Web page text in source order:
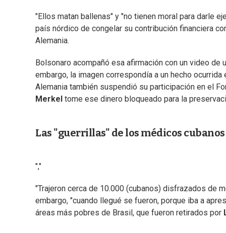
"Ellos matan ballenas" y "no tienen moral para darle
país nórdico de congelar su contribución financiera
Alemania.
Bolsonaro acompañó esa afirmación con un video
embargo, la imagen correspondía a un hecho
Alemania también suspendió su participación en el
Merkel tome ese dinero bloqueado para la
Las "guerrillas" de los médicos
","
"Trajeron cerca de 10.000 (cubanos) disfrazados de
embargo, "cuando llegué se fueron, porque iba a
áreas más pobres de Brasil, que fueron retirados por